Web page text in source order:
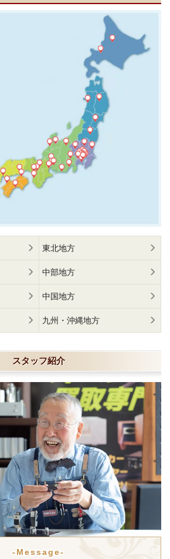
東北地方
中部地方
中国地方
九州・沖縄地方
スタッフ紹介
-Message-